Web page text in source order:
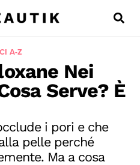
A-Z
Nei
Serve? È
i pori e che
pelle perché
Ma a cosa